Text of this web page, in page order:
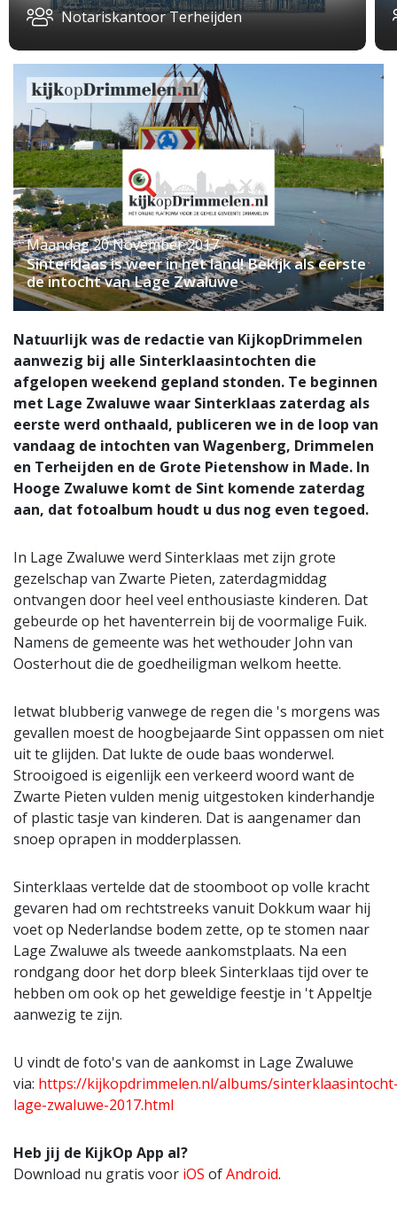
Notariskantoor Terheijden
Maandag 20 November 2017
Sinterklaas is weer in het land! Bekijk als eerste
de intocht van Lage Zwaluwe
Natuurlijk was de redactie van KijkopDrimmelen
aanwezig bij alle Sinterklaasintochten die
afgelopen weekend gepland stonden. Te beginnen
met Lage Zwaluwe waar Sinterklaas zaterdag als
eerste werd onthaald, publiceren we in de loop van
vandaag de intochten van Wagenberg, Drimmelen
en Terheijden en de Grote Pietenshow in Made. In
Hooge Zwaluwe komt de Sint komende zaterdag
aan, dat fotoalbum houdt u dus nog even tegoed.
In Lage Zwaluwe werd Sinterklaas met zijn grote
gezelschap van Zwarte Pieten, zaterdagmiddag
ontvangen door heel veel enthousiaste kinderen. Dat
gebeurde op het haventerrein bij de voormalige Fuik.
Namens de gemeente was het wethouder John van
Oosterhout die de goedheiligman welkom heette.
Ietwat blubberig vanwege de regen die 's morgens was
gevallen moest de hoogbejaarde Sint oppassen om niet
uit te glijden. Dat lukte de oude baas wonderwel.
Strooigoed is eigenlijk een verkeerd woord want de
Zwarte Pieten vulden menig uitgestoken kinderhandje
of plastic tasje van kinderen. Dat is aangenamer dan
snoep oprapen in modderplassen.
Sinterklaas vertelde dat de stoomboot op volle kracht
gevaren had om rechtstreeks vanuit Dokkum waar hij
voet op Nederlandse bodem zette, op te stomen naar
Lage Zwaluwe als tweede aankomstplaats. Na een
rondgang door het dorp bleek Sinterklaas tijd over te
hebben om ook op het geweldige feestje in 't Appeltje
aanwezig te zijn.
U vindt de foto's van de aankomst in Lage Zwaluwe
via: https://kijkopdrimmelen.nl/albums/
lage-zwaluwe-2017.html
Heb jij de KijkOp App al?
Download nu gratis voor iOS ofAndroid.